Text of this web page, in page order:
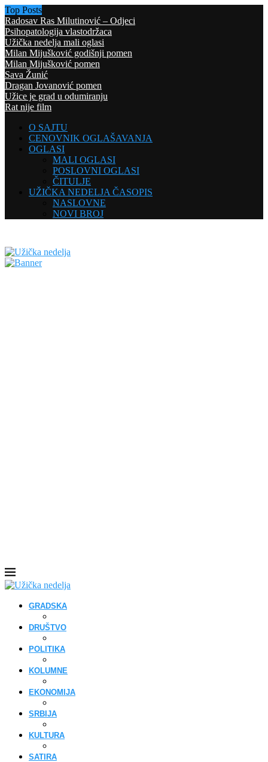
Top Posts
Radosav Ras Milutinović – Odjeci
Psihopatologija vlastodržaca
Užička nedelja mali oglasi
Milan Mijušković godišnji pomen
Milan Mijušković pomen
Sava Žunić
Dragan Jovanović pomen
Užice je grad u odumiranju
Rat nije film
O SAJTU
CENOVNIK OGLAŠAVANJA
OGLASI
MALI OGLASI
POSLOVNI OGLASI
ČITULJE
UŽIČKA NEDELJA ČASOPIS
NASLOVNE
NOVI BROJ
GRADSKA
DRUŠTVO
POLITIKA
KOLUMNE
EKONOMIJA
SRBIJA
KULTURA
SATIRA